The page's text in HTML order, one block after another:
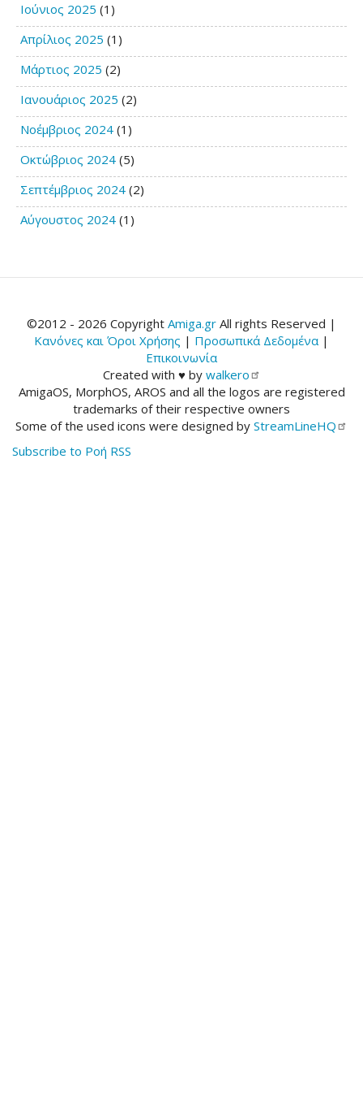
Ιούνιος 2025 (1)
Απρίλιος 2025 (1)
Μάρτιος 2025 (2)
Ιανουάριος 2025 (2)
Νοέμβριος 2024 (1)
Οκτώβριος 2024 (5)
Σεπτέμβριος 2024 (2)
Αύγουστος 2024 (1)
©2012 - 2026 Copyright Amiga.gr All rights Reserved |
Κανόνες και Όροι Χρήσης | Προσωπικά Δεδομένα |
Επικοινωνία
Created with ♥ by walkero
AmigaOS, MorphOS, AROS and all the logos are registered
trademarks of their respective owners
Some of the used icons were designed by StreamLineHQ
Subscribe to Ροή RSS